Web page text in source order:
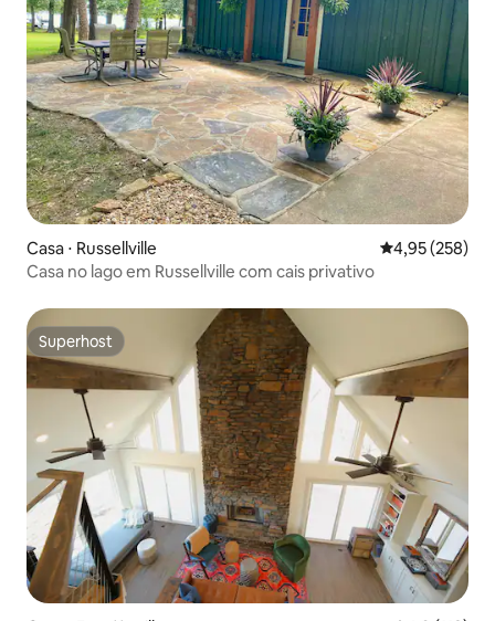
Casa ⋅ Russellville 4,95 de uma
4,95 (258)
Casa no lago em Russellville com cais privativo
Superhost
Superhost